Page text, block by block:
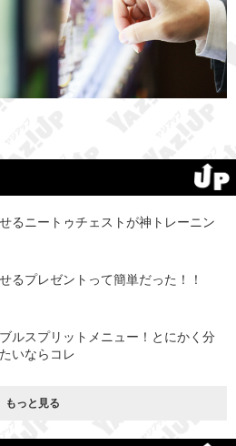
るニートゥチェストが神トレーニン
るプレゼントって簡単だった！！
ルスプリットメニュー！とにかく分
いならコレ
もっと見る